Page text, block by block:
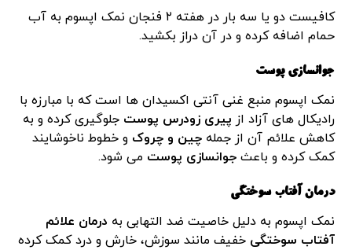
کافیست دو یا سه بار در هفته ۲ فنجان نمک اپسوم به آب
حمام اضافه کرده و در آن دراز بکشید.
جوانسازی پوست
نمک اپسوم منبع غنی آنتی اکسیدان ها است که با مبارزه با
رادیکال های آزاد از پیری زودرس پوست جلوگیری کرده و به
کاهش علائم آن از جملهچین و چروک و خطوط ناخوشایند
کمک کرده و باعثجوانسازی پوست می شود.
درمان آفتاب سوختگی
نمک اپسوم به دلیل خاصیت ضد التهابی به درمان علائم
آفتاب سوختگی خفیف مانند سوزش، خارش و درد کمک کرده